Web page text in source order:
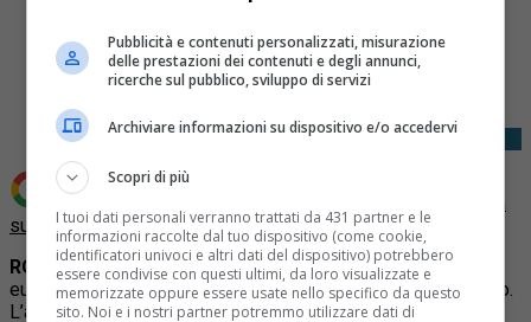
Share
Tweet
Fonte preferita
su Google
ROMA– “La sentenza della Corte di Giustizia dell’Unione
europea sui sacchetti di plastica riguarda un vecchio decreto.
L’attuale legislazione italiana non è toccata dal giudizio
Pubblicità e contenuti personalizzati, misurazione
delle prestazioni dei contenuti e degli annunci,
ricerche sul pubblico, sviluppo di servizi
Archiviare informazioni su dispositivo e/o accedervi
Scopri di più
I tuoi dati personali verranno trattati da 431 partner e le
informazioni raccolte dal tuo dispositivo (come cookie,
identificatori univoci e altri dati del dispositivo) potrebbero
essere condivise con questi ultimi, da loro visualizzate e
memorizzate oppure essere usate nello specifico da questo
sito. Noi e i nostri partner potremmo utilizzare dati di